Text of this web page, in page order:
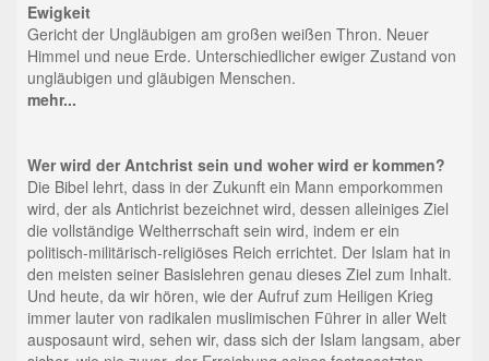
Ewigkeit
Gericht der Ungläubigen am großen weißen Thron. Neuer
Himmel und neue Erde. Unterschiedlicher ewiger Zustand von
ungläubigen und gläubigen Menschen.
mehr...
Wer wird der Antchrist sein und woher wird er kommen?
Die Bibel lehrt, dass in der Zukunft ein Mann emporkommen
wird, der als Antichrist bezeichnet wird, dessen alleiniges Ziel
die vollständige Weltherrschaft sein wird, indem er ein
politisch-militärisch-religiöses Reich errichtet. Der Islam hat in
den meisten seiner Basislehren genau dieses Ziel zum Inhalt.
Und heute, da wir hören, wie der Aufruf zum Heiligen Krieg
immer lauter von radikalen muslimischen Führer in aller Welt
ausposaunt wird, sehen wir, dass sich der Islam langsam, aber